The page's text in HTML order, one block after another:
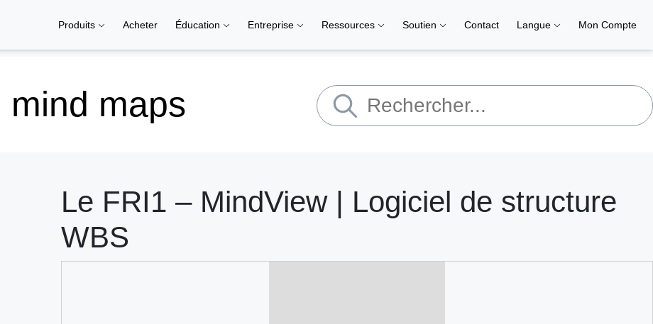
Produits Acheter Éducation Entreprise Ressources Soutien Contact Langue Mon Compte
mind maps
Le FRI1 – MindView | Logiciel de structure
WBS